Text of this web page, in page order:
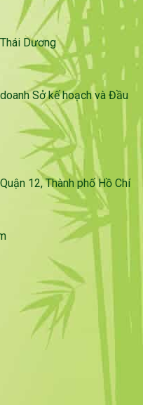
Dương
Sở kế hoạch và Đầu
12, Thành phố Hồ Chí